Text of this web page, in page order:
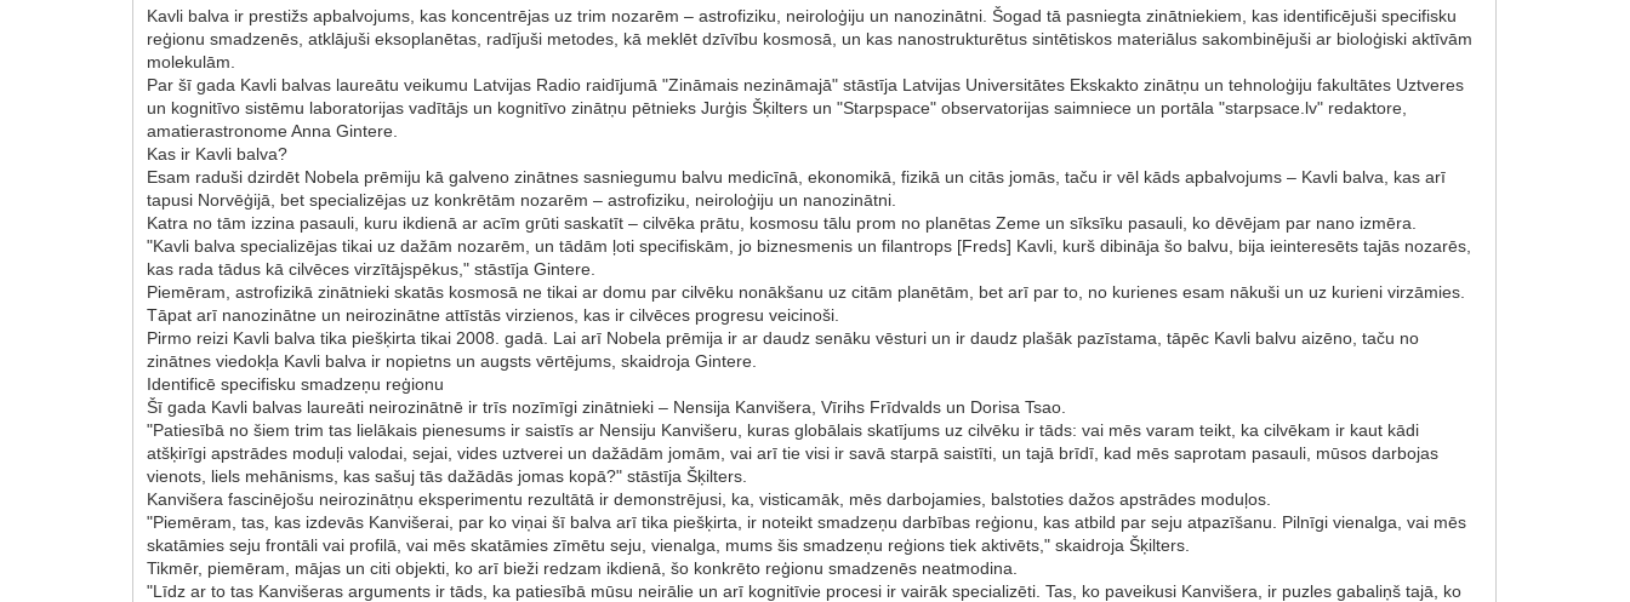
Kavli balva ir prestižs apbalvojums, kas koncentrējas uz trim nozarēm – astrofiziku, neiroloģiju un nanozinātni. Šogad tā pasniegta zinātniekiem, kas identificējuši specifisku
reģionu smadzenēs, atklājuši eksoplanētas, radījuši metodes, kā meklēt dzīvību kosmosā, un kas nanostrukturētus sintētiskos materiālus sakombinējuši ar bioloģiski aktīvām
molekulām.
Par šī gada Kavli balvas laureātu veikumu Latvijas Radio raidījumā "Zināmais nezināmajā" stāstīja Latvijas Universitātes Ekskakto zinātņu un tehnoloģiju fakultātes Uztveres
un kognitīvo sistēmu laboratorijas vadītājs un kognitīvo zinātņu pētnieks Jurģis Šķilters un "Starpspace" observatorijas saimniece un portāla "starpsace.lv" redaktore,
amatierastronome Anna Gintere.
Kas ir Kavli balva?
Esam raduši dzirdēt Nobela prēmiju kā galveno zinātnes sasniegumu balvu medicīnā, ekonomikā, fizikā un citās jomās, taču ir vēl kāds apbalvojums – Kavli balva, kas arī
tapusi Norvēģijā, bet specializējas uz konkrētām nozarēm – astrofiziku, neiroloģiju un nanozinātni.
Katra no tām izzina pasauli, kuru ikdienā ar acīm grūti saskatīt – cilvēka prātu, kosmosu tālu prom no planētas Zeme un sīksīku pasauli, ko dēvējam par nano izmēra.
"Kavli balva specializējas tikai uz dažām nozarēm, un tādām ļoti specifiskām, jo biznesmenis un filantrops [Freds] Kavli, kurš dibināja šo balvu, bija ieinteresēts tajās nozarēs,
kas rada tādus kā cilvēces virzītājspēkus," stāstīja Gintere.
Piemēram, astrofizikā zinātnieki skatās kosmosā ne tikai ar domu par cilvēku nonākšanu uz citām planētām, bet arī par to, no kurienes esam nākuši un uz kurieni virzāmies.
Tāpat arī nanozinātne un neirozinātne attīstās virzienos, kas ir cilvēces progresu veicinoši.
Pirmo reizi Kavli balva tika piešķirta tikai 2008. gadā. Lai arī Nobela prēmija ir ar daudz senāku vēsturi un ir daudz plašāk pazīstama, tāpēc Kavli balvu aizēno, taču no
zinātnes viedokļa Kavli balva ir nopietns un augsts vērtējums, skaidroja Gintere.
Identificē specifisku smadzeņu reģionu
Šī gada Kavli balvas laureāti neirozinātnē ir trīs nozīmīgi zinātnieki – Nensija Kanvišera, Vīrihs Frīdvalds un Dorisa Tsao.
"Patiesībā no šiem trim tas lielākais pienesums ir saistīs ar Nensiju Kanvišeru, kuras globālais skatījums uz cilvēku ir tāds: vai mēs varam teikt, ka cilvēkam ir kaut kādi
atšķirīgi apstrādes moduļi valodai, sejai, vides uztverei un dažādām jomām, vai arī tie visi ir savā starpā saistīti, un tajā brīdī, kad mēs saprotam pasauli, mūsos darbojas
vienots, liels mehānisms, kas sašuj tās dažādās jomas kopā?" stāstīja Šķilters.
Kanvišera fascinējošu neirozinātņu eksperimentu rezultātā ir demonstrējusi, ka, visticamāk, mēs darbojamies, balstoties dažos apstrādes moduļos.
"Piemēram, tas, kas izdevās Kanvišerai, par ko viņai šī balva arī tika piešķirta, ir noteikt smadzeņu darbības reģionu, kas atbild par seju atpazīšanu. Pilnīgi vienalga, vai mēs
skatāmies seju frontāli vai profilā, vai mēs skatāmies zīmētu seju, vienalga, mums šis smadzeņu reģions tiek aktivēts," skaidroja Šķilters.
Tikmēr, piemēram, mājas un citi objekti, ko arī bieži redzam ikdienā, šo konkrēto reģionu smadzenēs neatmodina.
"Līdz ar to tas Kanvišeras arguments ir tāds, ka patiesībā mūsu neirālie un arī kognitīvie procesi ir vairāk specializēti. Tas, ko paveikusi Kanvišera, ir puzles gabaliņš tajā, ko